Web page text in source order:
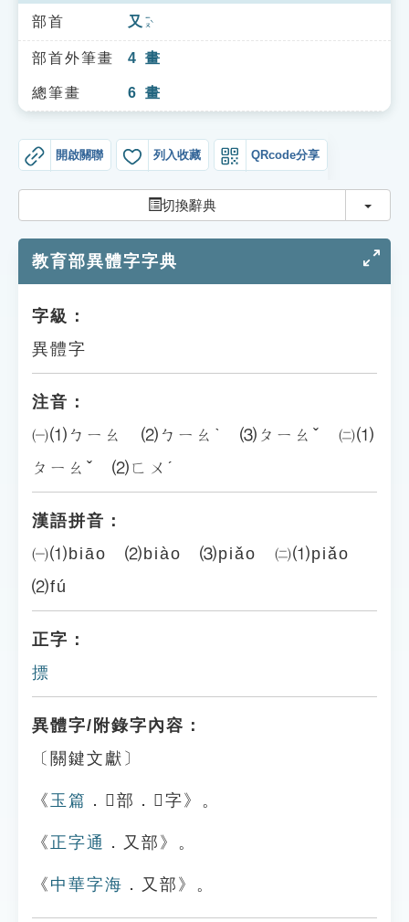
索引選單
知識索引
單字索引
貓頭鷹博士
部首 又 ㄧㄡˋ
部首外筆畫 4 畫
總筆畫 6 畫
開啟關聯 列入收藏 QRcode分享
切換辭典 切換
教育部異體字字典
字級：
異體字
注音：
㈠⑴ㄅㄧㄠ ⑵ㄅㄧㄠˋ ⑶ㄆㄧㄠˇ ㈡⑴
ㄆㄧㄠˇ ⑵ㄈㄨˊ
漢語拼音：
㈠⑴biāo ⑵biào ⑶piǎo ㈡⑴piǎo
⑵fú
正字：
摽
異體字/附錄字內容：
〔關鍵文獻〕
《 玉篇 ．𠬪部．𠬪字》。
《 正字通 ．又部》。
《 中華字海 ．又部》。